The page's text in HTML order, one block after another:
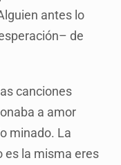
antes lo
de
canciones
a amor
minado. La
es la misma eres